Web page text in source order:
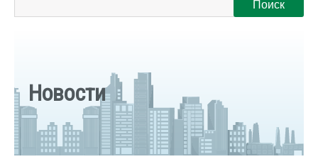
Регионы
Новости